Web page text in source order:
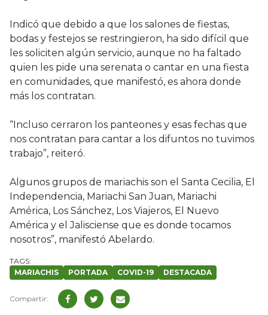
Indicó que debido a que los salones de fiestas,
bodas y festejos se restringieron, ha sido difícil que
les soliciten algún servicio, aunque no ha faltado
quien les pide una serenata o cantar en una fiesta
en comunidades, que manifestó, es ahora donde
más los contratan.
“Incluso cerraron los panteones y esas fechas que
nos contratan para cantar a los difuntos no tuvimos
trabajo”, reiteró.
Algunos grupos de mariachis son el Santa Cecilia, El
Independencia, Mariachi San Juan, Mariachi
América, Los Sánchez, Los Viajeros, El Nuevo
América y el Jalisciense que es donde tocamos
nosotros”, manifestó Abelardo.
MARIACHIS PORTADA COVID-19 DESTACADA